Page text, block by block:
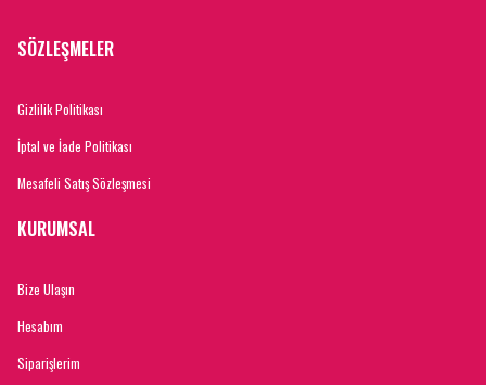
SÖZLEŞMELER
Gizlilik Politikası
İptal ve İade Politikası
Mesafeli Satış Sözleşmesi
KURUMSAL
Bize Ulaşın
Hesabım
Siparişlerim